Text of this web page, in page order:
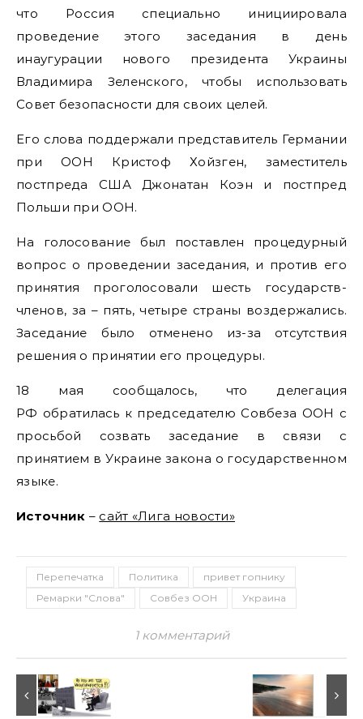
что Россия специально инициировала
проведение этого заседания в день
инаугурации нового президента Украины
Владимира Зеленского, чтобы использовать
Совет безопасности для своих целей.
Его слова поддержали представитель Германии
при ООН Кристоф Хойзген, заместитель
постпреда США Джонатан Коэн и постпред
Польши при ООН.
На голосование был поставлен процедурный
вопрос о проведении заседания, и против его
принятия проголосовали шесть государств-
членов, за – пять, четыре страны воздержались.
Заседание было отменено из-за отсутствия
решения о принятии его процедуры.
18 мая сообщалось, что делегация
РФ обратилась к председателю Совбеза ООН с
просьбой созвать заседание в связи с
принятием в Украине закона о государственном
языке.
Источник – сайт «Лига новости»
Перепечатка Политика
привет гопнику
Ремарки "Слова"
Совбез ООН Украина
1 комментарий